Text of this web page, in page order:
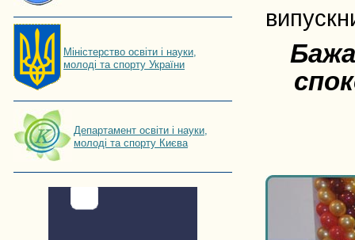
Мiнiстерство освiти і науки,
молоді та спорту України
Департамент освіти і науки,
молоді та спорту Києва